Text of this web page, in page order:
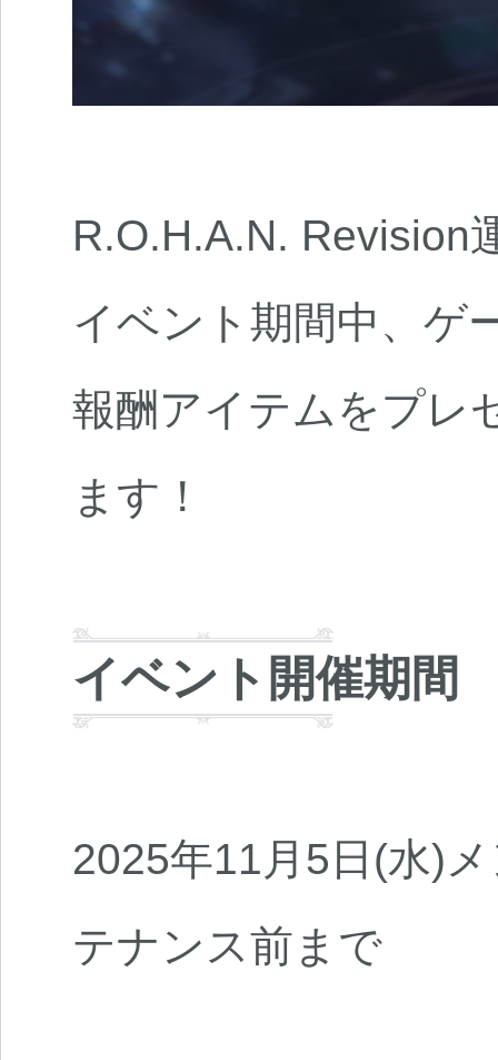
R.O.H.A.N. Revision
イベント期間中、ゲ
報酬アイテムをプレ
ます！
イベント開催期間
2025年11月5日(水)
テナンス前まで